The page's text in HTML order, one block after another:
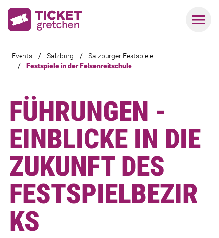
Events / Salzburg /
Salzburger Festspiele
/
Festspiele in der Felsenreitschule
FÜHRUNGEN -
EINBLICKE IN DIE
ZUKUNFT DES
FESTSPIELBEZIR
KS